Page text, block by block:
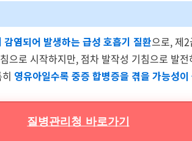
감염되어 발생하는 급성 호흡기 질환으로, 제
으로 시작하지만, 점차 발작성 기침으로 발
영유아일수록 중증 합병증을 겪을 가능성
질병관리청 바로가기